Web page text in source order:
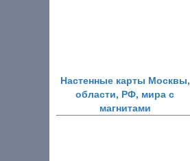
Настенные карты Москвы,
области, РФ, мира с
магнитами